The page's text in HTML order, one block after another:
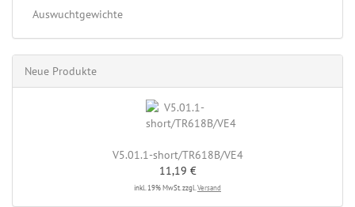
Auswuchtgewichte
Neue Produkte
V5.01.1-short/TR618B/VE4
11,19 €
inkl. 19% MwSt. zzgl. Versand